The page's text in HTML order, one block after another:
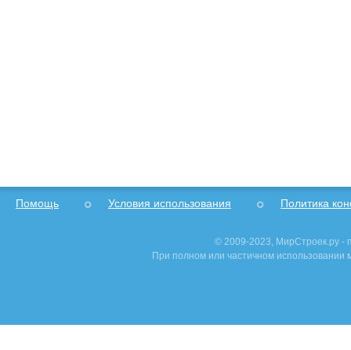
Помощь Условия использования Политика
© 2009-2023, МирСтроек.ру -
При полном или частичном использовании